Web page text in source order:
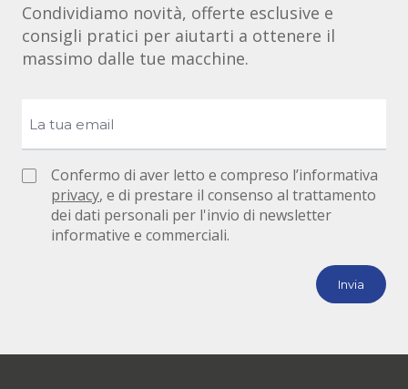
Condividiamo novità, offerte esclusive e
consigli pratici per aiutarti a ottenere il
massimo dalle tue macchine.
Confermo di aver letto e compreso l’informativa
privacy, e di prestare il consenso al trattamento
dei dati personali per l'invio di newsletter
informative e commerciali.